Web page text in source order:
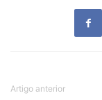
Artigo anterior